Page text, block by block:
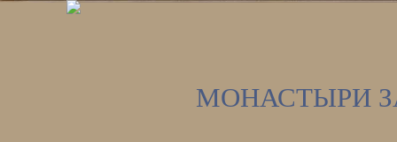
МОНАСТЫРИ